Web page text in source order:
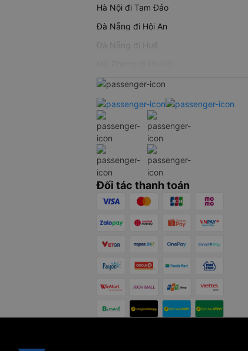
Hà Nội đi Tam Đảo
Đà Nẵng đi Hội An
Đà Nẵng đi Huế
Đối tác thanh toán